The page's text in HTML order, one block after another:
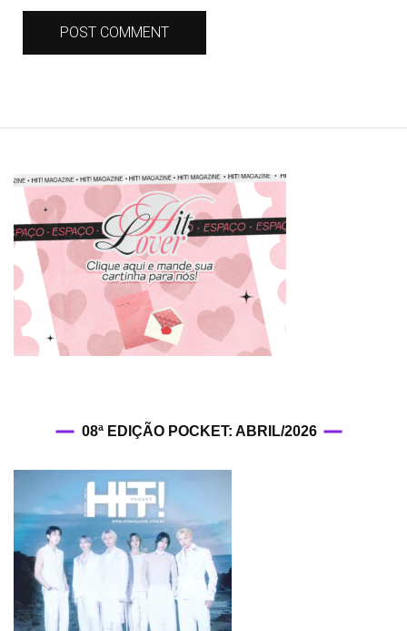
08ª EDIÇÃO POCKET: ABRIL/2026